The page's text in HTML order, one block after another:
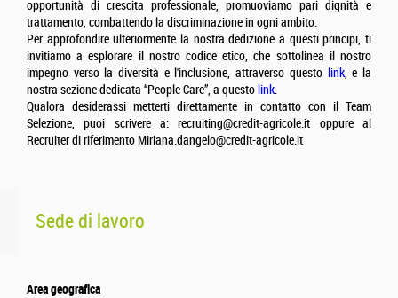
opportunità di crescita professionale, promuoviamo pari dignità e
trattamento, combattendo la discriminazione in ogni ambito.
Per approfondire ulteriormente la nostra dedizione a questi principi, ti
invitiamo a esplorare il nostro codice etico, che sottolinea il nostro
impegno verso la diversità e l'inclusione, attraverso questo link, e la
nostra sezione dedicata “People Care”, a questo link.
Qualora desiderassi metterti direttamente in contatto con il Team
Selezione, puoi scrivere a:recruiting@credit-agricole.it oppure al
Recruiter di riferimento Miriana.dangelo@credit-agricole.it
Sede di lavoro
Area geografica